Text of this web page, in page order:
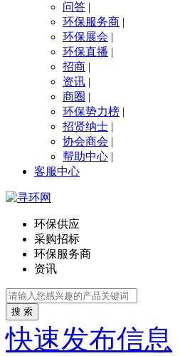
问答 |
环保服务商 |
环保展会 |
环保直播 |
招商 |
资讯 |
商圈 |
环保势力榜 |
招贤纳士 |
协会商会 |
帮助中心 |
客服中心
环保供应
采购招标
环保服务商
资讯
搜 索
快速发布信息